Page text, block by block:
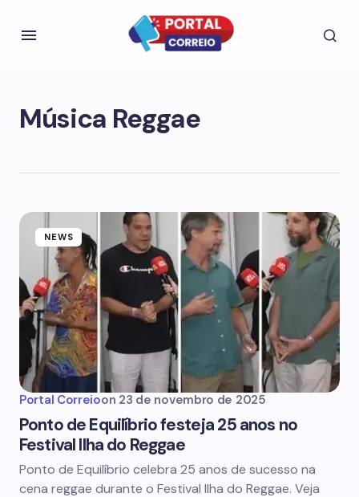
Música Reggae
NEWS
Portal Correioon 23 de novembro de 2025
Ponto de Equilíbrio festeja 25 anos no
Festival Ilha do Reggae
Ponto de Equilíbrio celebra 25 anos de sucesso na
cena reggae durante o Festival Ilha do Reggae. Veja